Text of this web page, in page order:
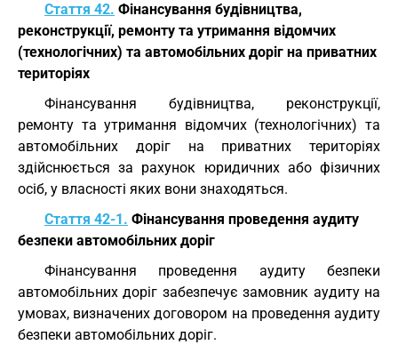
Стаття 42. Фінансування будівництва,
реконструкції, ремонту та утримання відомчих
(технологічних) та автомобільних доріг на приватних
територіях
Фінансування будівництва, реконструкції,
ремонту та утримання відомчих (технологічних) та
автомобільних доріг на приватних територіях
здійснюється за рахунок юридичних або фізичних
осіб, у власності яких вони знаходяться.
Стаття 42-1. Фінансування проведення аудиту
безпеки автомобільних доріг
Фінансування проведення аудиту безпеки
автомобільних доріг забезпечує замовник аудиту на
умовах, визначених договором на проведення аудиту
безпеки автомобільних доріг.